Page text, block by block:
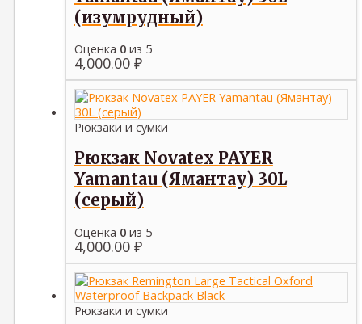
(изумрудный)
Оценка 0из 5
4,000.00 ₽
Рюкзаки и сумки
Рюкзак Novatex PAYER
Yamantau (Ямантау) 30L
(серый)
Оценка 0из 5
4,000.00 ₽
Рюкзаки и сумки